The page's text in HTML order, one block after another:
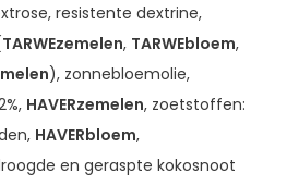
resistente dextrine,
TARWEzemelen, TARWEbloem,
), zonnebloemolie,
HAVERzemelen, zoetstoffen:
HAVERbloem,
en geraspte kokosnoot